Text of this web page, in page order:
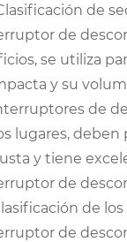
de
de
se utiliza
y su
de
lugares, deben
y tiene
de
de
de